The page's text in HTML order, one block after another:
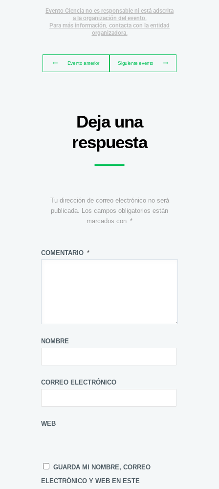
Evento Ciencia no es responsable ni está adscrita
a la organización del evento.
Para más información, contacta con la entidad
organizadora.
Evento anterior Siguiente evento
Deja una
respuesta
Tu dirección de correo electrónico no será
publicada.
Los campos obligatorios están
marcados con *
COMENTARIO *
NOMBRE
CORREO ELECTRÓNICO
WEB
GUARDA MI NOMBRE, CORREO
ELECTRÓNICO Y WEB EN ESTE